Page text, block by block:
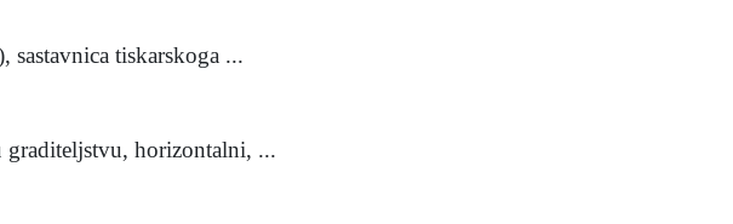
sastavnica tiskarskoga ...
graditeljstvu, horizontalni, ...